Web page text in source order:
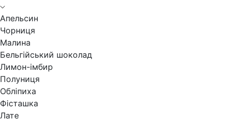
Апельсин
Чорниця
Малина
Бельгійський шоколад
Лимон-імбир
Полуниця
Обліпиха
Фісташка
Лате